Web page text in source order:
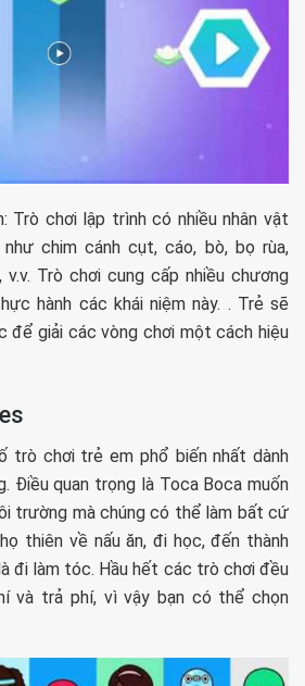
Trò chơi lập trình có nhiều nhân vật
chim cánh cụt, cáo, bò, bọ rùa,
v.v. Trò chơi cung cấp nhiều chương
hành các khái niệm này. . Trẻ sẽ
giải các vòng chơi một cách hiệu
trò chơi trẻ em phổ biến nhất dành
Điều quan trọng là Toca Boca muốn
trường mà chúng có thể làm bất cứ
thiên về nấu ăn, đi học, đến thành
đi làm tóc. Hầu hết các trò chơi đều
và trả phí, vì vậy bạn có thể chọn